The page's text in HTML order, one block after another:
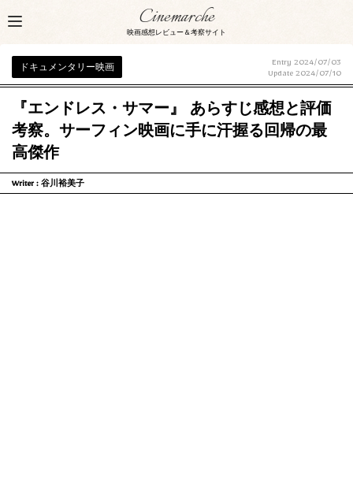
Cinemarche
映画感想レビュー＆考察サイト
ドキュメンタリー映画
Entry 2024/07/03
Update 2024/07/10
『エンドレス・サマー』 あらすじ感想と評価
考察。サーフィン映画に手に汗握る回帰の最
高傑作
Writer : 谷川裕美子